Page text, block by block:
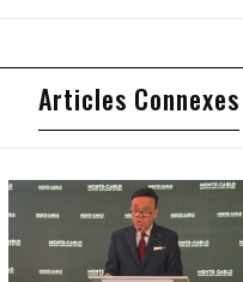
Articles Connexes